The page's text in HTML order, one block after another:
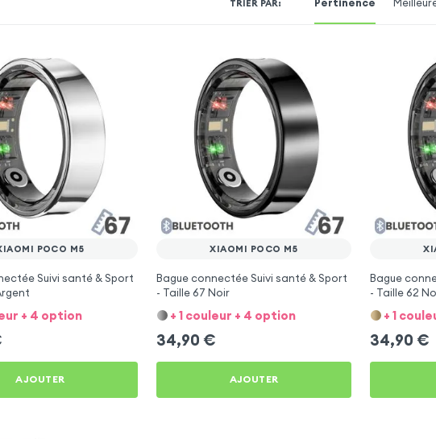
TRIER PAR:
POCO M5
Suivi santé & Sport
+ 4 option
AJOUTER
XIAOMI POCO M5
Bague connectée Suivi santé & Sport
- Taille 67 Noir
+ 1 couleur + 4 option
34,90 €
AJOUTER
Bague
- Taille 62
+ 1
34,90 €